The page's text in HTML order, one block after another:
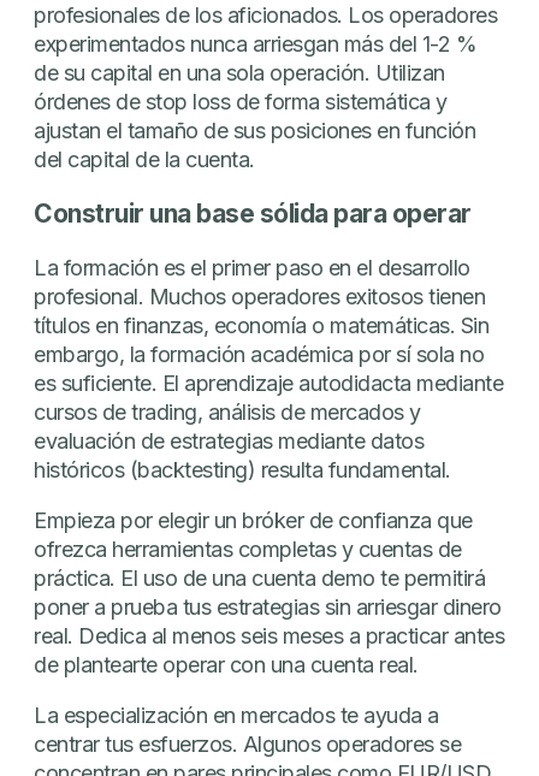
profesionales de los aficionados. Los operadores
experimentados nunca arriesgan más del 1-2 %
de su capital en una sola operación. Utilizan
órdenes de stop loss de forma sistemática y
ajustan el tamaño de sus posiciones en función
del capital de la cuenta.
Construir una base sólida para operar
La formación es el primer paso en el desarrollo
profesional. Muchos operadores exitosos tienen
títulos en finanzas, economía o matemáticas. Sin
embargo, la formación académica por sí sola no
es suficiente. El aprendizaje autodidacta mediante
cursos de trading, análisis de mercados y
evaluación de estrategias mediante datos
históricos (backtesting) resulta fundamental.
Empieza por elegir un bróker de confianza que
ofrezca herramientas completas y cuentas de
práctica. El uso de una cuenta demo te permitirá
poner a prueba tus estrategias sin arriesgar dinero
real. Dedica al menos seis meses a practicar antes
de plantearte operar con una cuenta real.
La especialización en mercados te ayuda a
centrar tus esfuerzos. Algunos operadores se